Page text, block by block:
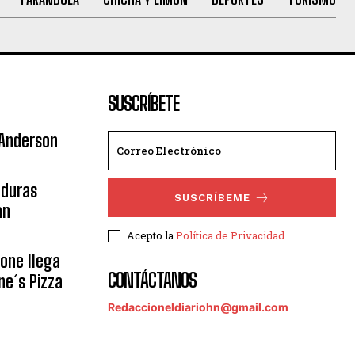
llega
Pizza
SUSCRÍBETE
SUSCRÍBEME
Acepto laPolítica de Privacidad.
CONTÁCTANOS
Redaccioneldiariohn@gmail.com